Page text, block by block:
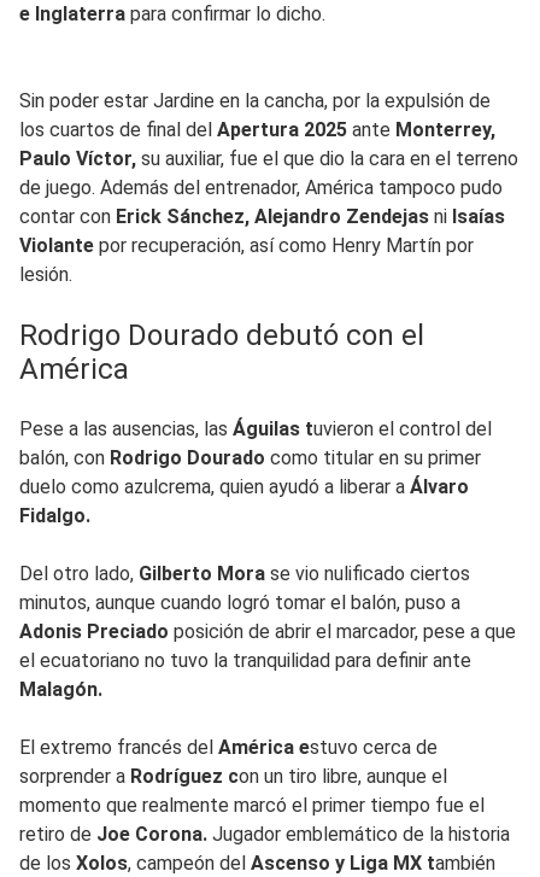
e Inglaterra para confirmar lo dicho.
Sin poder estar Jardine en la cancha, por la expulsión de
los cuartos de final del Apertura 2025 ante Monterrey,
Paulo Víctor, su auxiliar, fue el que dio la cara en el terreno
de juego. Además del entrenador, América tampoco pudo
contar con Erick Sánchez, Alejandro Zendejas ni Isaías
Violante por recuperación, así como Henry Martín por
lesión.
Rodrigo Dourado debutó con el
América
Pese a las ausencias, las Águilas tuvieron el control del
balón, con Rodrigo Dourado como titular en su primer
duelo como azulcrema, quien ayudó a liberar a Álvaro
Fidalgo.
Del otro lado, Gilberto Mora se vio nulificado ciertos
minutos, aunque cuando logró tomar el balón, puso a
Adonis Preciado posición de abrir el marcador, pese a que
el ecuatoriano no tuvo la tranquilidad para definir ante
Malagón.
El extremo francés del América estuvo cerca de
sorprender a Rodríguez con un tiro libre, aunque el
momento que realmente marcó el primer tiempo fue el
retiro de Joe Corona. Jugador emblemático de la historia
de los Xolos, campeón del Ascenso y Liga MX también